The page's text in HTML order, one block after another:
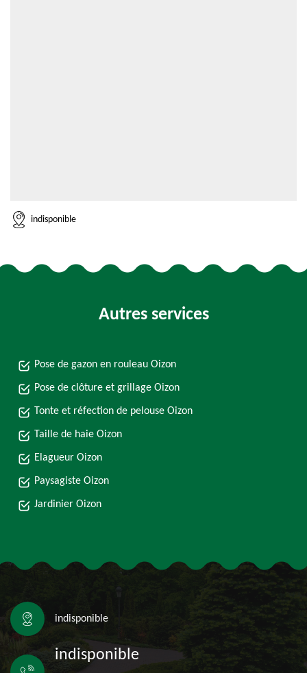
indisponible
Autres services
Pose de gazon en rouleau Oizon
Pose de clôture et grillage Oizon
Tonte et réfection de pelouse Oizon
Taille de haie Oizon
Elagueur Oizon
Paysagiste Oizon
Jardinier Oizon
indisponible
indisponible